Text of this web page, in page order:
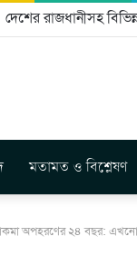
আদিবাসীদের
মতামত ও বিশ্লেষণ
অপহরণের ২৪ বছর: এখনো